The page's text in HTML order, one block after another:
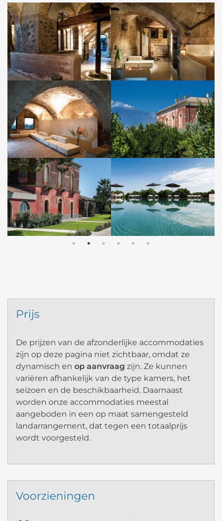
Prijs
De prijzen van de afzonderlijke accommodaties
zijn op deze pagina niet zichtbaar, omdat ze
dynamisch en op aanvraag zijn. Ze kunnen
variëren afhankelijk van de type kamers, het
seizoen en de beschikbaarheid. Daarnaast
worden onze accommodaties meestal
aangeboden in een op maat samengesteld
landarrangement, dat tegen een totaalprijs
wordt voorgesteld.
Voorzieningen